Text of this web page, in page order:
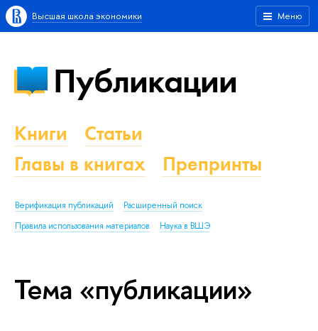
Меню
Высшая школа экономики
Публикации
Книги
Статьи
Главы в книгах
Препринты
Верификация публикаций
Расширенный поиск
Правила использования материалов
Наука в ВШЭ
Тема «публикации»